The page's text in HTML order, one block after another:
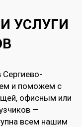
УСЛУГИ
Сергиево-
и поможем с
офисным или
—
всем нашим